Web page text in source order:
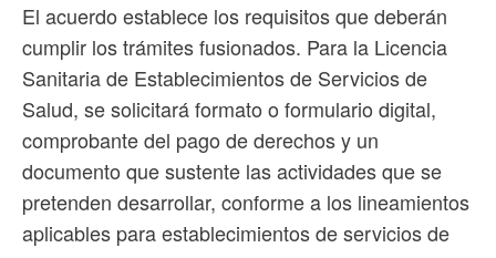
El acuerdo establece los requisitos que deberán
cumplir los trámites fusionados. Para la Licencia
Sanitaria de Establecimientos de Servicios de
Salud, se solicitará formato o formulario digital,
comprobante del pago de derechos y un
documento que sustente las actividades que se
pretenden desarrollar, conforme a los lineamientos
aplicables para establecimientos de servicios de